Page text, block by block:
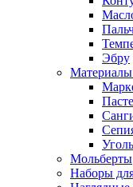
Эбру
Материалы
Уголь
Мольберты
Наборы